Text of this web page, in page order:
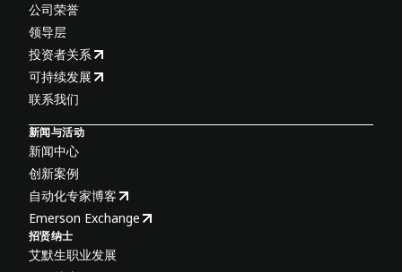
公司荣誉
领导层
投资者关系
可持续发展
联系我们
新闻与活动
新闻中心
创新案例
自动化专家博客
Emerson Exchange
招贤纳士
艾默生职业发展